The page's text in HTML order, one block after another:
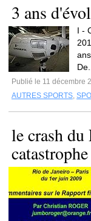
3 ans
I -
Publié le 11 décembre
AUTRES SPORTS,
le crash